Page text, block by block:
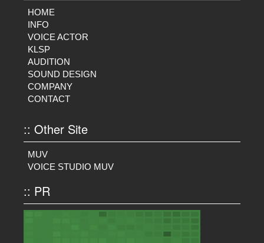
HOME
INFO
VOICE ACTOR
KLSP
AUDITION
SOUND DESIGN
COMPANY
CONTACT
:: Other Site
MUV
VOICE STUDIO MUV
:: PR